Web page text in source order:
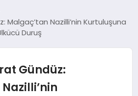
Malgaç’tan Nazilli’nin Kurtuluşuna
Duruş
Gündüz: